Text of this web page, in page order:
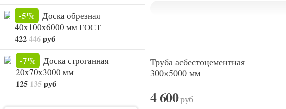
-5%
Доска обрезная
40x100x6000 мм ГОСТ
422446руб
-7%
Доска строганная
20x70x3000 мм
125135руб
Труба асбестоцементная
300×5000 мм
4 600руб